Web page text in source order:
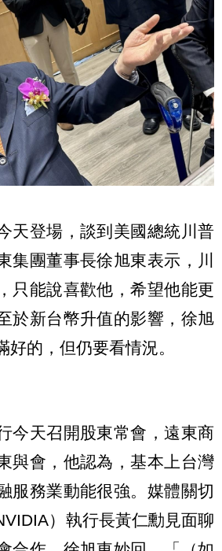
天登場，談到美國總統川普
集團董事長徐旭東表示，川
只能說喜歡他，希望他能更
於新台幣升值的影響，徐旭
好的，但仍要看情況。
今天召開股東常會，遠東商
與會，他認為，基本上台灣
服務業動能很強。媒體關切
）執行長黃仁勳見面聊